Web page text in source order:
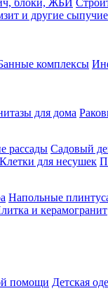
и другие
комплексы
для дома
рассады Садовый
Клетки для несушек
Напольные
и керамогранит
помощи Детская